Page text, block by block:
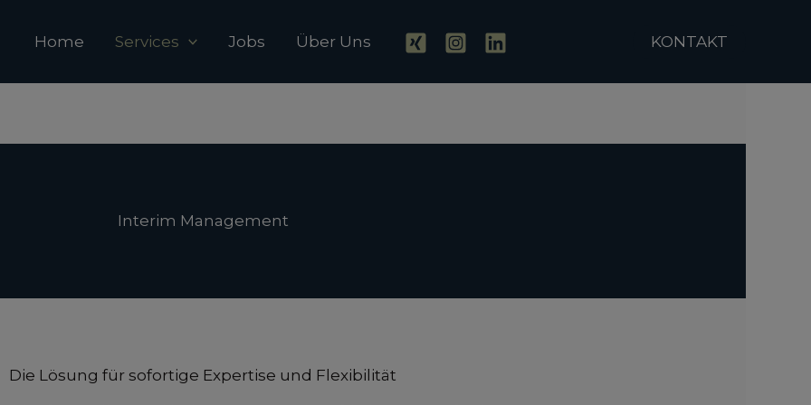
Home Services Jobs Über Uns KONTAKT
Interim Management
Die Lösung für sofortige Expertise und Flexibilität